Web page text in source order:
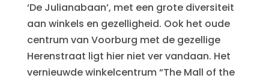
‘De Julianabaan’, met een grote diversiteit
aan winkels en gezelligheid. Ook het oude
centrum van Voorburg met de gezellige
Herenstraat ligt hier niet ver vandaan. Het
vernieuwde winkelcentrum “The Mall of the